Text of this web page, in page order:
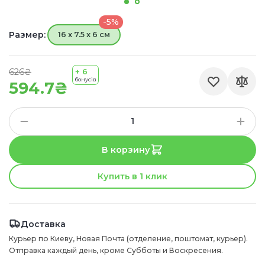
594.7₴
626₴ + 6
бонусів
Размер:
-5%
16 x 7.5 x 6 см
В корзину
Купить в 1 клик
Доставка
Курьер по Киеву, Новая Почта (отделение, поштомат, курьер).
Отправка каждый день, кроме Субботы и Воскресения.